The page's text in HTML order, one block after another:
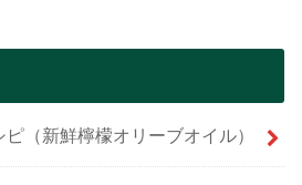
（新鮮檸檬オリーブオイル）